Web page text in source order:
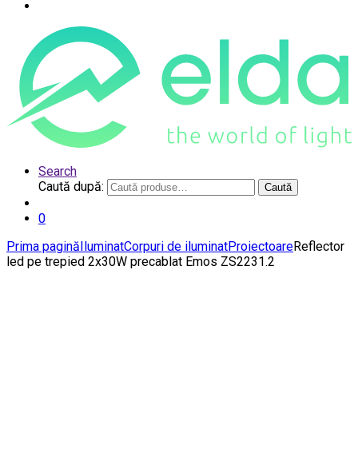
Search
Caută după:
Caută
0
Prima paginăIluminatCorpuri de iluminatProiectoareReflector
led pe trepied 2x30W precablat Emos ZS2231.2